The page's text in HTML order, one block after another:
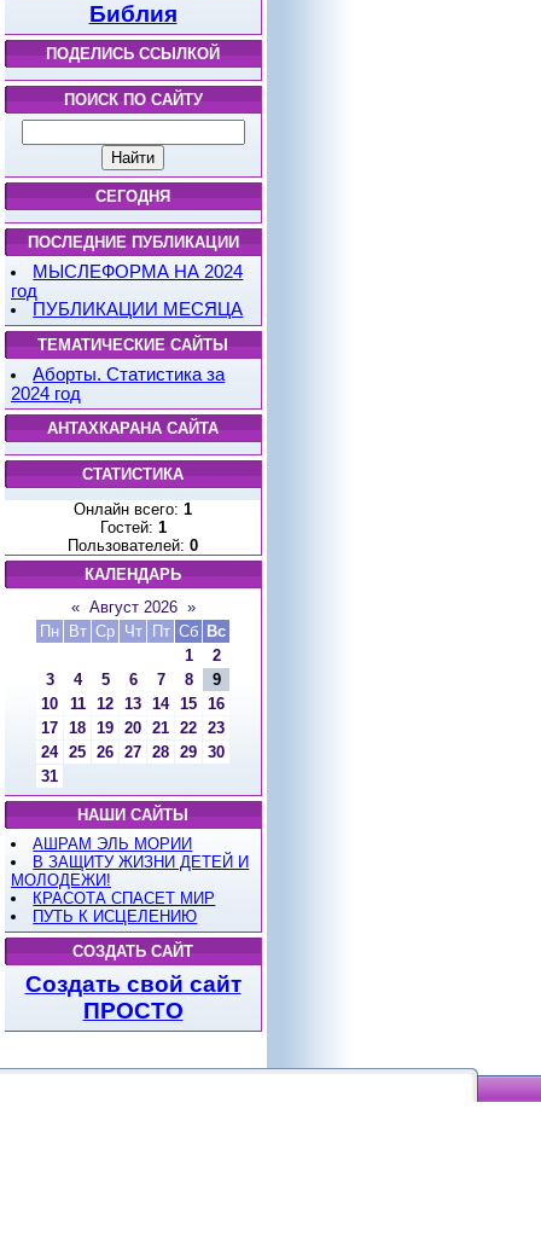
Библия
ПОДЕЛИСЬ ССЫЛКОЙ
ПОИСК ПО САЙТУ
СЕГОДНЯ
ПОСЛЕДНИЕ ПУБЛИКАЦИИ
МЫСЛЕФОРМА НА 2024
год
ПУБЛИКАЦИИ МЕСЯЦА
ТЕМАТИЧЕСКИЕ САЙТЫ
Аборты. Статистика за
2024 год
АНТАХКАРАНА САЙТА
СТАТИСТИКА
Онлайн всего: 1
Гостей: 1
Пользователей: 0
КАЛЕНДАРЬ
« Август 2026 »
Пн
Вт Ср Чт Пт Сб Вс
1
2
3
4 5 6 7 8
9
10
11 12 13 14 15 16
17 18 19 20 21 22 23
24 25 26 27 28 29 30
31
НАШИ САЙТЫ
АШРАМ ЭЛЬ МОРИИ
В ЗАЩИТУ ЖИЗНИ ДЕТЕЙ И
МОЛОДЕЖИ!
КРАСОТА СПАСЕТ МИР
ПУТЬ К ИСЦЕЛЕНИЮ
СОЗДАТЬ САЙТ
Создать свой сайт
ПРОСТО